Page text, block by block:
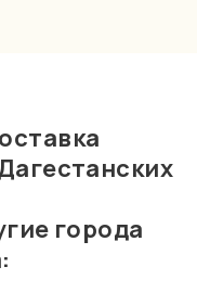
города